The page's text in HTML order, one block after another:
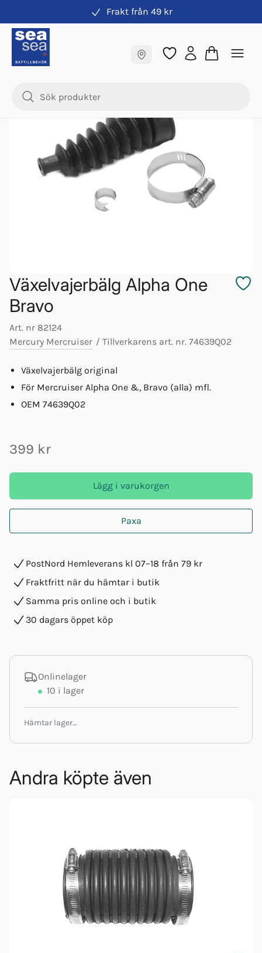
Frakt från 49 kr
Samma pris online & i butik
Drevdelar & axeltätningar
Växelvajerbälg Alpha One
Bravo
Art. nr 82124
Mercury Mercruiser / Tillverkarens art. nr. 74639Q02
Växelvajerbälg original
För Mercruiser Alpha One &, Bravo (alla) mfl.
OEM 74639Q02
399 kr
Lägg i varukorgen
Paxa
PostNord Hemleverans kl 07–18 från 79 kr
Fraktfritt när du hämtar i butik
Samma pris online och i butik
30 dagars öppet köp
Onlinelager
10 i lager
Hämtar lager…
Andra köpte även